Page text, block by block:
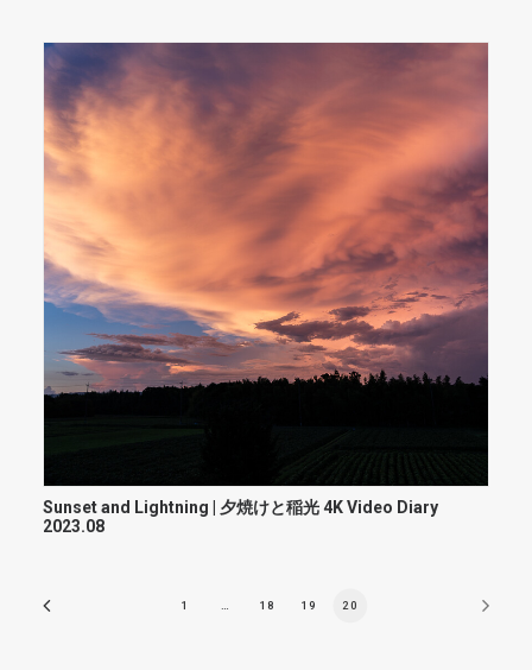
Sunset and Lightning | 夕焼けと稲光 4K Video Diary
2023.08
1 18 19 20